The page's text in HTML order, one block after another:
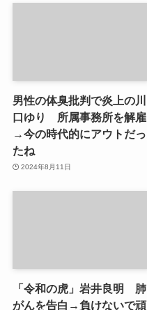
男性の体臭批判で炎上の川
口ゆり 所属事務所を解雇
→今の時代的にアウトだっ
たね
2024年8月11日
「令和の虎」岩井良明 肺
がんを告白→負けないで頑